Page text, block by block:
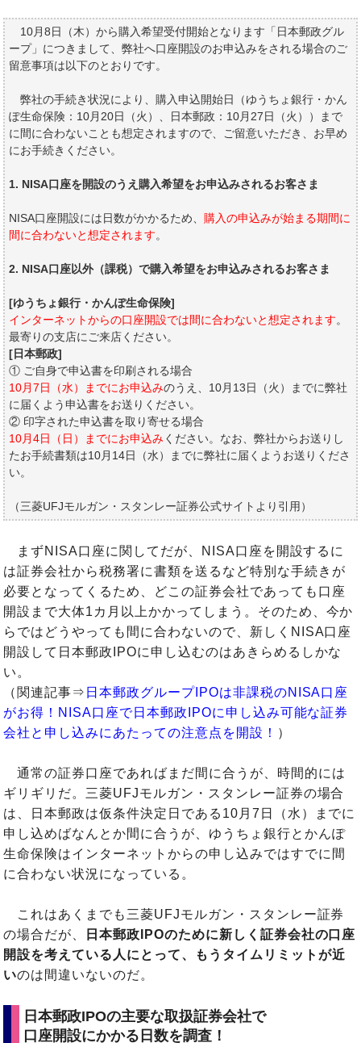
10月8日（木）から購入希望受付開始となります「日本郵政グル
ープ」につきまして、弊社へ口座開設のお申込みをされる場合のご
留意事項は以下のとおりです。
弊社の手続き状況により、購入申込開始日（ゆうちょ銀行・かん
ぽ生命保険：10月20日（火）、日本郵政：10月27日（火））まで
に間に合わないことも想定されますので、ご留意いただき、お早め
にお手続きください。
1. NISA口座を開設のうえ購入希望をお申込みされるお客さま
NISA口座開設には日数がかかるため、 購入の申込みが始まる期間に
間に合わないと想定されます。
2. NISA口座以外（課税）で購入希望をお申込みされるお客さま
[ゆうちょ銀行・かんぽ生命保険]
インターネットからの口座開設では間に合わないと想定されます。
最寄りの支店にご来店ください。
[日本郵政]
① ご自身で申込書を印刷される場合
10月7日（水）までにお申込みのうえ、10月13日（火）までに弊社
に届くよう申込書をお送りください。
② 印字された申込書を取り寄せる場合
10月4日（日）までにお申込み ください。なお、弊社からお送りし
たお手続書類は10月14日（水）までに弊社に届くようお送りくださ
い。
（三菱UFJモルガン・スタンレー証券公式サイトより引用）
まずNISA口座に関してだが、NISA口座を開設するに
は証券会社から税務署に書類を送るなど特別な手続きが
必要となってくるため、どこの証券会社であっても口座
開設まで大体1カ月以上かかってしまう。そのため、今か
らではどうやっても間に合わないので、新しくNISA口座
開設して日本郵政IPOに申し込むのはあきらめるしかな
い。
（関連記事⇒ 日本郵政グループIPOは非課税のNISA口座
がお得！NISA口座で日本郵政IPOに申し込み可能な証券
会社と申し込みにあたっての注意点を開設！ ）
通常の証券口座であればまだ間に合うが、時間的には
ギリギリだ。三菱UFJモルガン・スタンレー証券の場合
は、日本郵政は仮条件決定日である10月7日（水）までに
申し込めばなんとか間に合うが、ゆうちょ銀行とかんぽ
生命保険はインターネットからの申し込みではすでに間
に合わない状況になっている。
これはあくまでも三菱UFJモルガン・スタンレー証券
の場合だが、
日本郵政IPOのために新しく証券会社の口座
開設を考えている人にとって、もうタイムリミットが近
いのは間違いないのだ。
日本郵政IPOの主要な取扱証券会社で
口座開設にかかる日数を調査！